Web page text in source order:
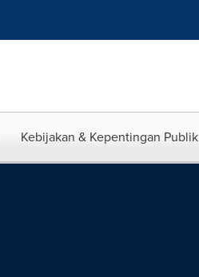
Kebijakan & Kepentingan Publik